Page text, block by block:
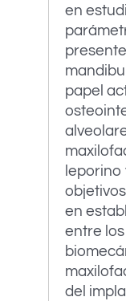
en
papel
leporino
en
entre
del